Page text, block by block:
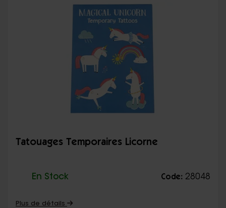
Tatouages Temporaires Licorne
En Stock Code: 28048
Plus de détails